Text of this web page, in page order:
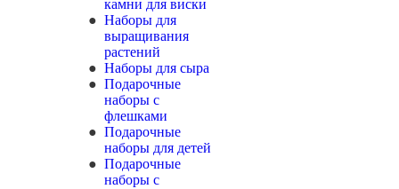
камни для виски
Наборы для
выращивания
растений
Наборы для сыра
Подарочные
наборы с
флешками
Подарочные
наборы для детей
Подарочные
наборы с